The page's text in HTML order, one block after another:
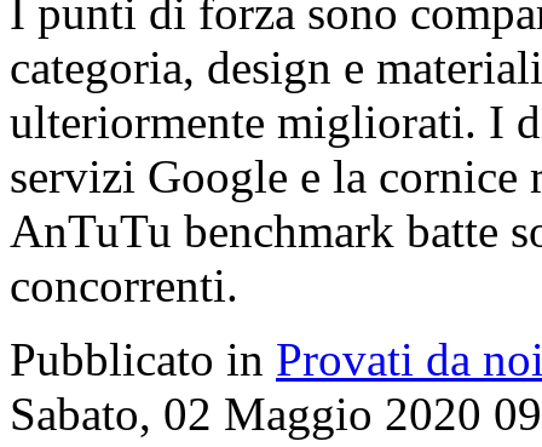
I punti di forza sono
categoria, design e
ulteriormente migliorati. I
servizi Google e la
AnTuTu benchmark batte
concorrenti.
Pubblicato in Provati da
Sabato, 02 Maggio 2020